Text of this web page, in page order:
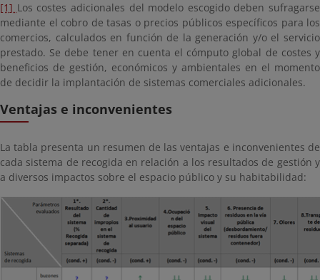
[1] Los costes adicionales del modelo escogido deben sufragarse
mediante el cobro de tasas o precios públicos específicos para los
comercios, calculados en función de la generación y/o el servicio
prestado. Se debe tener en cuenta el cómputo global de costes y
beneficios de gestión, económicos y ambientales en el momento
de decidir la implantación de sistemas comerciales adicionales.
Ventajas e inconvenientes
La tabla presenta un resumen de las ventajas e inconvenientes de
cada sistema de recogida en relación a los resultados de gestión y
a diversos impactos sobre el espacio público y su habitabilidad: